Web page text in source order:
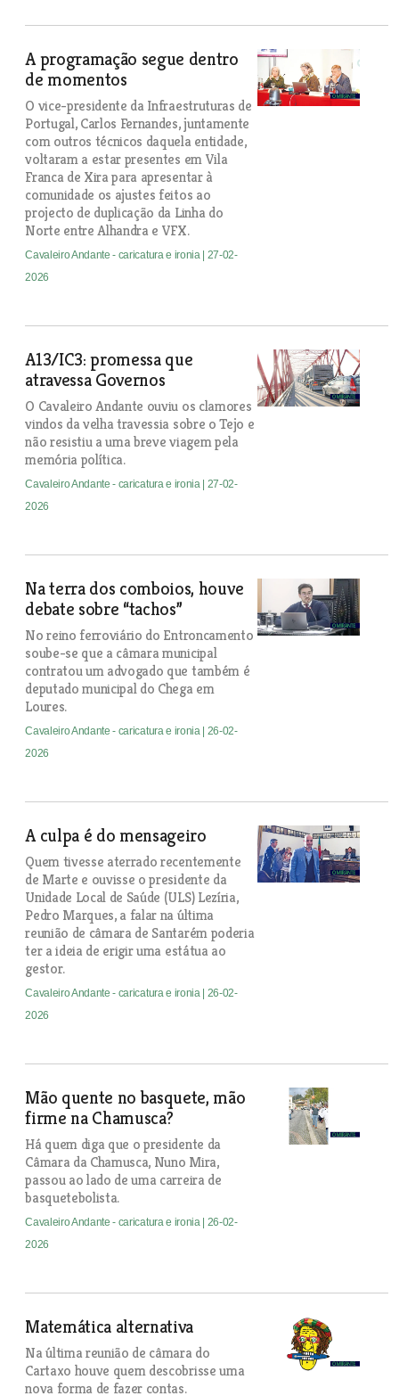
A programação segue dentro
de momentos
O vice-presidente da Infraestruturas de
Portugal, Carlos Fernandes, juntamente
com outros técnicos daquela entidade,
voltaram a estar presentes em Vila
Franca de Xira para apresentar à
comunidade os ajustes feitos ao
projecto de duplicação da Linha do
Norte entre Alhandra e VFX.
Cavaleiro Andante - caricatura e ironia | 27-02-
2026
A13/IC3: promessa que
atravessa Governos
O Cavaleiro Andante ouviu os clamores
vindos da velha travessia sobre o Tejo e
não resistiu a uma breve viagem pela
memória política.
Cavaleiro Andante - caricatura e ironia | 27-02-
2026
Na terra dos comboios, houve
debate sobre “tachos”
No reino ferroviário do Entroncamento
soube-se que a câmara municipal
contratou um advogado que também é
deputado municipal do Chega em
Loures.
Cavaleiro Andante - caricatura e ironia | 26-02-
2026
A culpa é do mensageiro
Quem tivesse aterrado recentemente
de Marte e ouvisse o presidente da
Unidade Local de Saúde (ULS) Lezíria,
Pedro Marques, a falar na última
reunião de câmara de Santarém poderia
ter a ideia de erigir uma estátua ao
gestor.
Cavaleiro Andante - caricatura e ironia | 26-02-
2026
Mão quente no basquete, mão
firme na Chamusca?
Há quem diga que o presidente da
Câmara da Chamusca, Nuno Mira,
passou ao lado de uma carreira de
basquetebolista.
Cavaleiro Andante - caricatura e ironia | 26-02-
2026
Matemática alternativa
Na última reunião de câmara do
Cartaxo houve quem descobrisse uma
nova forma de fazer contas.